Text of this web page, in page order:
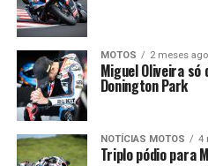
MOTOS 2 meses ago
Miguel Oliveira
Donington Park
NOTÍCIAS MOTOS 4
Triplo pódio para